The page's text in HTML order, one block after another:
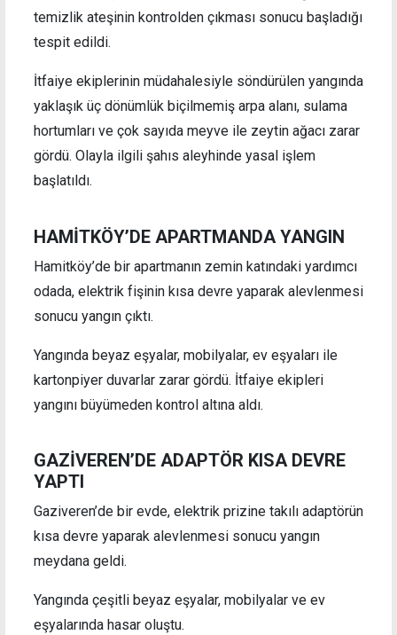
temizlik ateşinin kontrolden çıkması sonucu başladığı
tespit edildi.
İtfaiye ekiplerinin müdahalesiyle söndürülen yangında
yaklaşık üç dönümlük biçilmemiş arpa alanı, sulama
hortumları ve çok sayıda meyve ile zeytin ağacı zarar
gördü. Olayla ilgili şahıs aleyhinde yasal işlem
başlatıldı.
HAMİTKÖY’DE APARTMANDA YANGIN
Hamitköy’de bir apartmanın zemin katındaki yardımcı
odada, elektrik fişinin kısa devre yaparak alevlenmesi
sonucu yangın çıktı.
Yangında beyaz eşyalar, mobilyalar, ev eşyaları ile
kartonpiyer duvarlar zarar gördü. İtfaiye ekipleri
yangını büyümeden kontrol altına aldı.
GAZİVEREN’DE ADAPTÖR KISA DEVRE
YAPTI
Gaziveren’de bir evde, elektrik prizine takılı adaptörün
kısa devre yaparak alevlenmesi sonucu yangın
meydana geldi.
Yangında çeşitli beyaz eşyalar, mobilyalar ve ev
eşyalarında hasar oluştu.